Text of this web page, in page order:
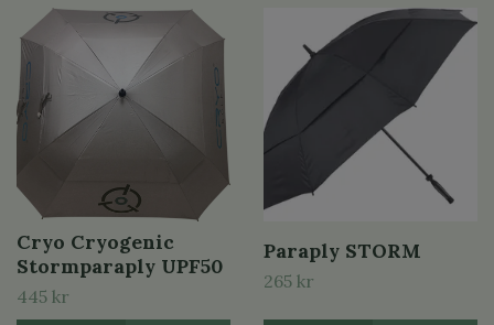
Cryo Cryogenic
Stormparaply UPF50
445 kr
Paraply STORM
265 kr